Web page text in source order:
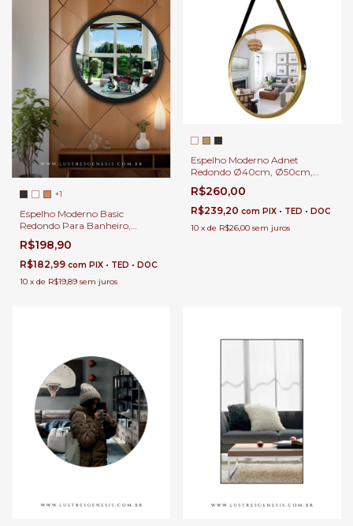
+1
Espelho Moderno Basic
Redondo Para Banheiro,
Penteadeira, Salão de Beleza e
Lojas
R$198,90
R$182,99 com PIX • TED • DOC
10 x de R$19,89 sem juros
Espelho Moderno Adnet
Redondo Ø40cm, Ø50cm,
Ø60cm, Ø80cm e Ø100cm
Para Banheiro, Penteadeira,
Salão de Beleza e Lojas
R$260,00
R$239,20 com PIX • TED • DOC
10 x de R$26,00 sem juros